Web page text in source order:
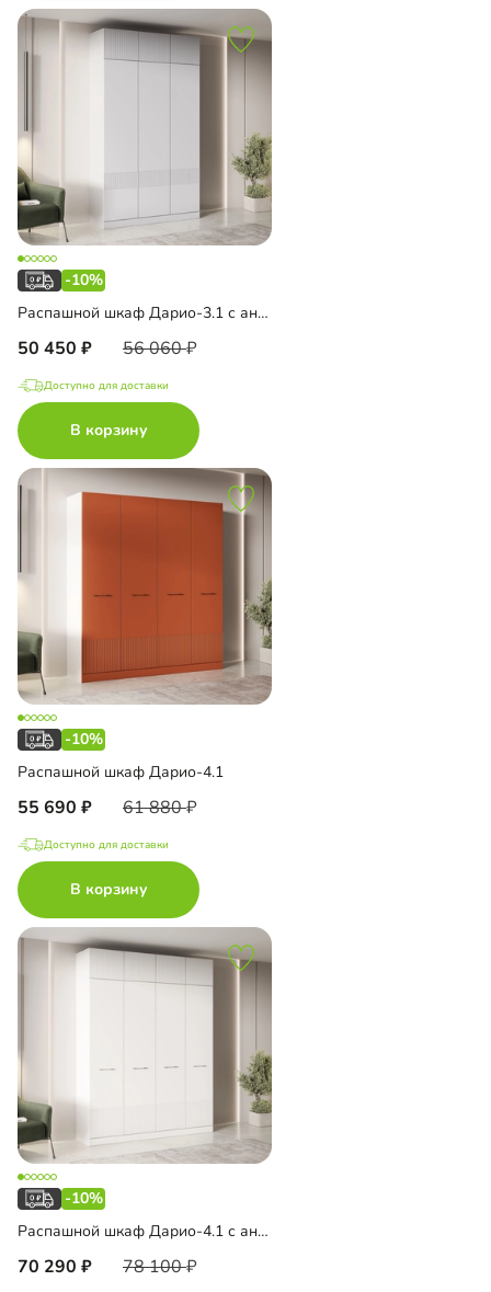
-10%
Распашной шкаф Дарио-3.1 с антресолью
50 450 56 060
Доступно для доставки
В корзину
-10%
Распашной шкаф Дарио-4.1
55 690 61 880
Доступно для доставки
В корзину
-10%
Распашной шкаф Дарио-4.1 с антресолью
70 290 78 100